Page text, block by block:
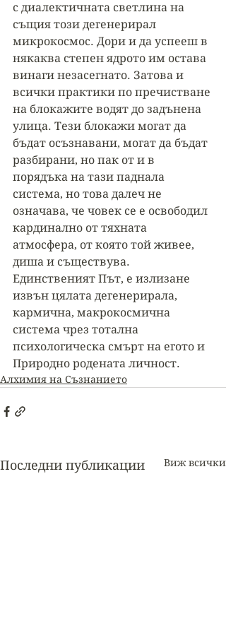
с диалектичната светлина на
същия този дегенерирал
микрокосмос. Дори и да успееш в
някаква степен ядрото им остава
винаги незасегнато. Затова и
всички практики по пречистване
на блокажите водят до задънена
улица. Тези блокажи могат да
бъдат осъзнавани, могат да бъдат
разбирани, но пак от и в
порядъка на тази паднала
система, но това далеч не
означава, че човек се е освободил
кардинално от тяхната
атмосфера, от която той живее,
диша и съществува.
Единственият Път, е излизане
извън цялата дегенерирала,
кармична, макрокосмична
система чрез тотална
психологическа смърт на егото и
Природно родената личност.
Алхимия на Съзнанието
Последни публикации Виж всички